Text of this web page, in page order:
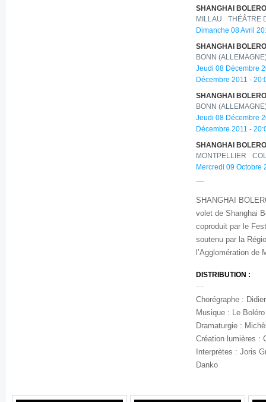
SHANGHAI
MILLAU
THÉÂTRE
Dimanche 08 Avril
SHANGHAI
BONN
Jeudi 08 Décembre
Décembre 2011 -
SHANGHAI
BONN
Jeudi 08 Décembre
Décembre 2011 -
SHANGHAI
MONTPELLIER
Mercredi 09 Octobre
SHANGHAI
volet de Shanghai
coproduit par le
soutenu par la
l’Agglomération de
DISTRIBUTION :
Chorégraphe :
Musique : Le
Dramaturgie :
Création lumières :
Interprètes : Joris
Danko